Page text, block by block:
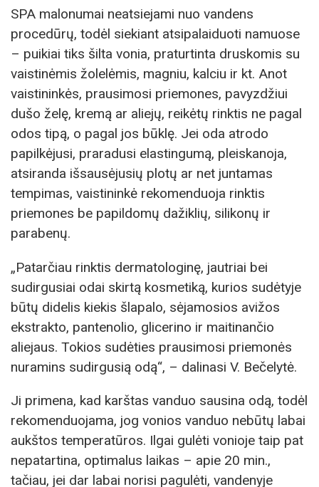
SPA malonumai neatsiejami nuo vandens
procedūrų, todėl siekiant atsipalaiduoti namuose
– puikiai tiks šilta vonia, praturtinta druskomis su
vaistinėmis žolelėmis, magniu, kalciu ir kt. Anot
vaistininkės, prausimosi priemones, pavyzdžiui
dušo želę, kremą ar aliejų, reikėtų rinktis ne pagal
odos tipą, o pagal jos būklę. Jei oda atrodo
papilkėjusi, praradusi elastingumą, pleiskanoja,
atsiranda išsausėjusių plotų ar net juntamas
tempimas, vaistininkė rekomenduoja rinktis
priemones be papildomų dažiklių, silikonų ir
parabenų.
„Patarčiau rinktis dermatologinę, jautriai bei
sudirgusiai odai skirtą kosmetiką, kurios sudėtyje
būtų didelis kiekis šlapalo, sėjamosios avižos
ekstrakto, pantenolio, glicerino ir maitinančio
aliejaus. Tokios sudėties prausimosi priemonės
nuramins sudirgusią odą“, – dalinasi V. Bečelytė.
Ji primena, kad karštas vanduo sausina odą, todėl
rekomenduojama, jog vonios vanduo nebūtų labai
aukštos temperatūros. Ilgai gulėti vonioje taip pat
nepatartina, optimalus laikas – apie 20 min.,
tačiau, jei dar labai norisi pagulėti, vandenyje